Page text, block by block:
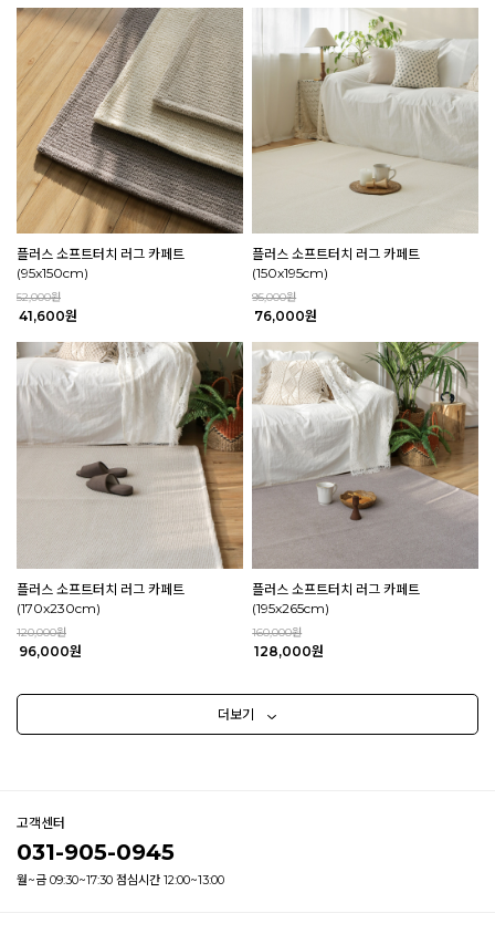
플러스 소프트터치 러그 카페트
(95x150cm)
52,000원
41,600원
플러스 소프트터치 러그 카페트
(150x195cm)
95,000원
76,000원
플러스 소프트터치 러그 카페트
(170x230cm)
120,000원
96,000원
플러스 소프트터치 러그 카페트
(195x265cm)
160,000원
128,000원
더보기
고객센터
031-905-0945
월~금 09:30~17:30 점심시간 12:00~13:00